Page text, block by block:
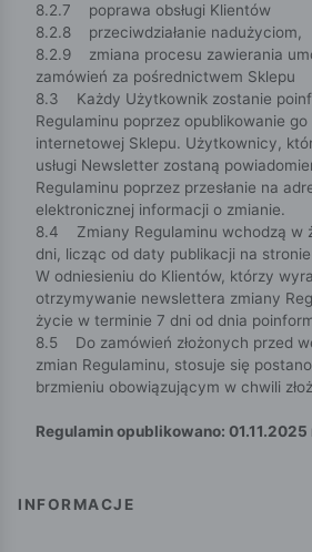
8.2.7 poprawa obsługi Klientów
8.2.8 przeciwdziałanie nadużyciom,
8.2.9 zmiana procesu zawierania
zamówień za pośrednictwem Sklepu
8.3 Każdy Użytkownik zostanie
Regulaminu poprzez opublikowanie
internetowej Sklepu. Użytkownicy,
usługi Newsletter zostaną
Regulaminu poprzez przesłanie na
elektronicznej informacji o zmianie.
8.4 Zmiany Regulaminu wchodzą w
dni, licząc od daty publikacji na
W odniesieniu do Klientów, którzy
otrzymywanie newslettera zmiany
życie w terminie 7 dni od dnia
8.5 Do zamówień złożonych przed
zmian Regulaminu, stosuje się
brzmieniu obowiązującym w chwili
Regulamin opublikowano: 01.11.2025
INFORMACJE